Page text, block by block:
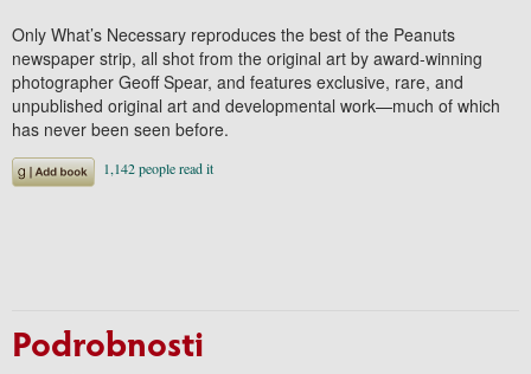
Only What’s Necessary reproduces the best of the Peanuts
newspaper strip, all shot from the original art by award-winning
photographer Geoff Spear, and features exclusive, rare, and
unpublished original art and developmental work—much of which
has never been seen before.
Podrobnosti